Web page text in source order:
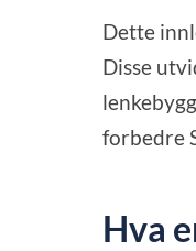
Dette
Disse
forbedre
Hva